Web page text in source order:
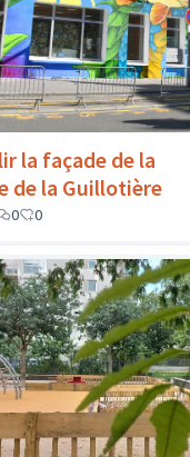
la façade de la
de la Guillotière
0 0